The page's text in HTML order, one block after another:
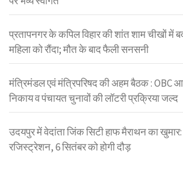
प्रतापनगर के कपिल विहार की शांत शाम चीखों में
महिला को रौंदा; मौत के बाद फैली सनसनी
मंत्रिमंडल एवं मंत्रिपरिषद की अहम बैठक : OBC
निकाय व पंचायत चुनावों की लॉटरी प्रक्रिया जल्द
उदयपुर में वेदांता जिंक सिटी हाफ मैराथन का
रजिस्ट्रेशन, 6 सितंबर को होगी दौड़